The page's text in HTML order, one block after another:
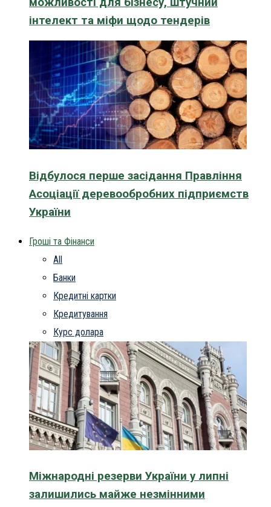
інтелект та міфи щодо тендерів
Відбулося перше засідання Правління
Асоціації деревообробних підприємств
України
Гроші та Фінанси
All
Банки
Кредитні картки
Кредитування
Курс долара
Міжнародні резерви України у липні
залишились майже незмінними